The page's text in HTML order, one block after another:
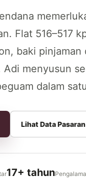
Flat 516–517
baki
menyusun
dalam
Lihat Data Pasaran
17+ tahun